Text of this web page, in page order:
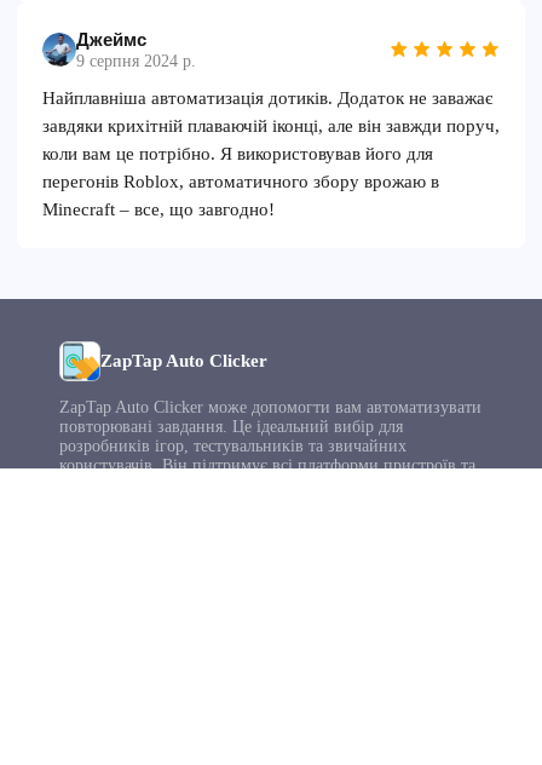
Джеймс
9 серпня 2024 р.
Найплавніша автоматизація дотиків. Додаток не заважає
завдяки крихітній плаваючій іконці, але він завжди поруч,
коли вам це потрібно. Я використовував його для
перегонів Roblox, автоматичного збору врожаю в
Minecraft – все, що завгодно!
ZapTap Auto Clicker
ZapTap Auto Clicker може допомогти вам автоматизувати
повторювані завдання. Це ідеальний вибір для
розробників ігор, тестувальників та звичайних
користувачів. Він підтримує всі платформи пристроїв та